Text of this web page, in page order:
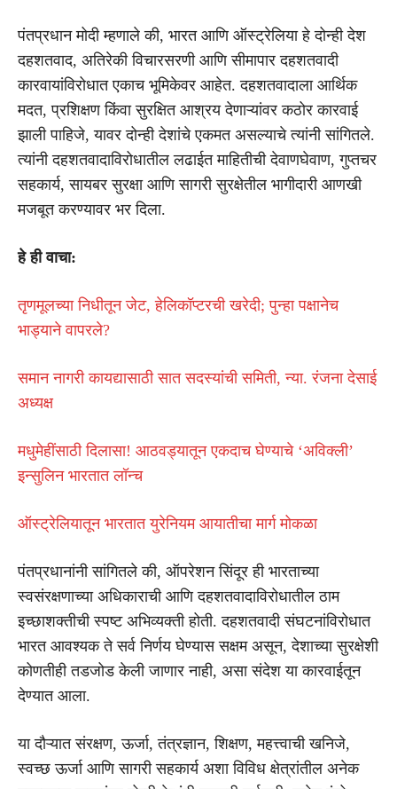
पंतप्रधान मोदी म्हणाले की, भारत आणि ऑस्ट्रेलिया हे दोन्ही देश
दहशतवाद, अतिरेकी विचारसरणी आणि सीमापार दहशतवादी
कारवायांविरोधात एकाच भूमिकेवर आहेत. दहशतवादाला आर्थिक
मदत, प्रशिक्षण किंवा सुरक्षित आश्रय देणाऱ्यांवर कठोर कारवाई
झाली पाहिजे, यावर दोन्ही देशांचे एकमत असल्याचे त्यांनी सांगितले.
त्यांनी दहशतवादाविरोधातील लढाईत माहितीची देवाणघेवाण, गुप्तचर
सहकार्य, सायबर सुरक्षा आणि सागरी सुरक्षेतील भागीदारी आणखी
मजबूत करण्यावर भर दिला.
हे ही वाचा:
तृणमूलच्या निधीतून जेट, हेलिकॉप्टरची खरेदी; पुन्हा पक्षानेच
भाड्याने वापरले?
समान नागरी कायद्यासाठी सात सदस्यांची समिती, न्या. रंजना देसाई
अध्यक्ष
मधुमेहींसाठी दिलासा! आठवड्यातून एकदाच घेण्याचे ‘अविक्ली’
इन्सुलिन भारतात लॉन्च
ऑस्ट्रेलियातून भारतात युरेनियम आयातीचा मार्ग मोकळा
पंतप्रधानांनी सांगितले की, ऑपरेशन सिंदूर ही भारताच्या
स्वसंरक्षणाच्या अधिकाराची आणि दहशतवादाविरोधातील ठाम
इच्छाशक्तीची स्पष्ट अभिव्यक्ती होती. दहशतवादी संघटनांविरोधात
भारत आवश्यक ते सर्व निर्णय घेण्यास सक्षम असून, देशाच्या सुरक्षेशी
कोणतीही तडजोड केली जाणार नाही, असा संदेश या कारवाईतून
देण्यात आला.
या दौऱ्यात संरक्षण, ऊर्जा, तंत्रज्ञान, शिक्षण, महत्त्वाची खनिजे,
स्वच्छ ऊर्जा आणि सागरी सहकार्य अशा विविध क्षेत्रांतील अनेक